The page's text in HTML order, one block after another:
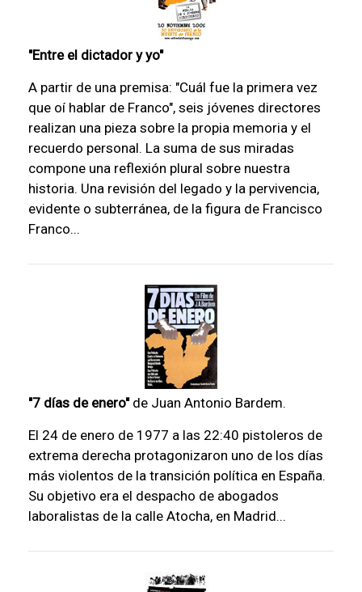
"Entre el dictador y yo"
A partir de una premisa: "Cuál fue la primera vez
que oí hablar de Franco", seis jóvenes directores
realizan una pieza sobre la propia memoria y el
recuerdo personal. La suma de sus miradas
compone una reflexión plural sobre nuestra
historia. Una revisión del legado y la pervivencia,
evidente o subterránea, de la figura de Francisco
Franco...
"7 días de enero" de Juan Antonio Bardem.
El 24 de enero de 1977 a las 22:40 pistoleros de
extrema derecha protagonizaron uno de los días
más violentos de la transición política en España.
Su objetivo era el despacho de abogados
laboralistas de la calle Atocha, en Madrid...